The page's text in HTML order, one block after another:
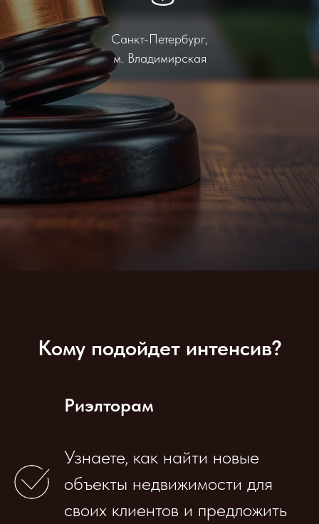
Санкт-Петербург,
м. Владимирская
Кому подойдет интенсив?
Риэлторам
Узнаете, как найти новые
объекты недвижимости для
своих клиентов и предложить